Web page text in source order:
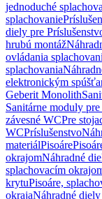
jednoduché
splachovanie
diely pre
hrubú montáž
ovládania
splachovania
elektronickým
Geberit Monolith
Sanitárne moduly
závesné WCPre
WCPríslušenstvo
materiálPisoáre
okrajomNáhradné
splachovacím
krytuPisoáre,
okrajaNáhradné